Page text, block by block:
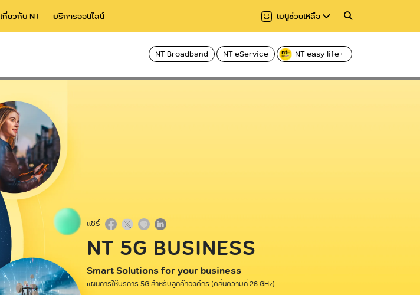
เกี่ยวกับ NT บริการออนไลน์ เมนูช่วยเหลือ
NT Broadband NT eService NT easy life+
NT Broadband บริการอินเทอร์เน็ตไฟเบอร์
ความเร็วสูง
NetPlay บริการกล่องทีวีออนไลน์
แชร์
NT 5G BUSINESS
Smart Solutions for your business
แผนการให้บริการ 5G สำหรับลูกค้าองค์กร (คลื่นความถี่ 26 GHz)
ใช้เวลาอ่าน 5 นาที อ่านให้ฟัง แชร์